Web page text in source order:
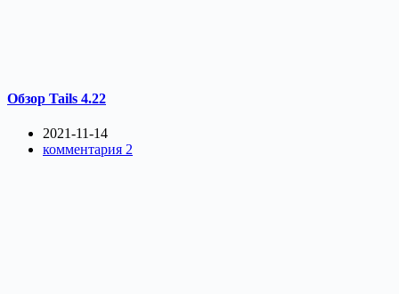
Обзор Tails 4.22
2021-11-14
комментария 2